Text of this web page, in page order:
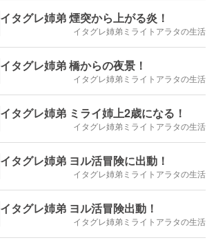
イタグレ姉弟 煙突から上がる炎！
イタグレ姉弟ミライトアラタの生活
イタグレ姉弟 橋からの夜景！
イタグレ姉弟ミライトアラタの生活
イタグレ姉弟 ミライ姉上2歳になる！
イタグレ姉弟ミライトアラタの生活
イタグレ姉弟 ヨル活冒険に出動！
イタグレ姉弟ミライトアラタの生活
イタグレ姉弟 ヨル活冒険出動！
イタグレ姉弟ミライトアラタの生活